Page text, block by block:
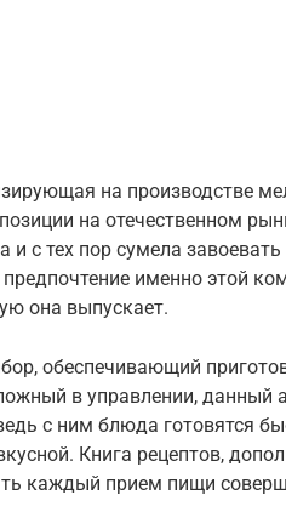
на производстве
на отечественном
и с тех пор сумела
именно этой
она выпускает.
обеспечивающий
в управлении, данный
с ним блюда готовятся
Книга рецептов,
каждый прием пищи